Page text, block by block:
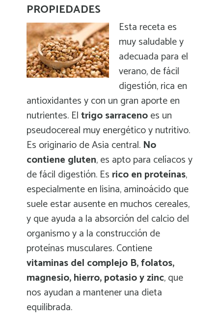
PROPIEDADES
Esta receta es
muy saludable y
adecuada para el
verano, de fácil
digestión, rica en
antioxidantes y con un gran aporte en
nutrientes. Eltrigo sarracenoes un
pseudocereal muy energético y nutritivo.
Es originario de Asia central. No
contiene gluten, es apto para celíacos y
de fácil digestión. Es rico en proteínas,
especialmente en lisina, aminoácido que
suele estar ausente en muchos cereales,
y que ayuda a la absorción del calcio del
organismo y a la construcción de
proteínas musculares. Contiene
vitaminas del complejo B, folatos,
magnesio, hierro, potasio y zinc, que
nos ayudan a mantener una dieta
equilibrada.